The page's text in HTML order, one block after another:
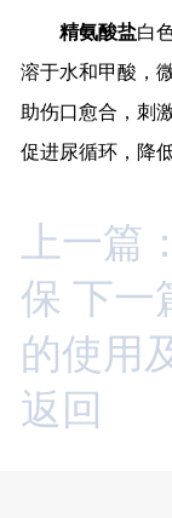
精氨酸盐白
溶于水和甲酸，
助伤口愈合，刺
促进尿循环，降
上一篇
保 下一
的使用
返回